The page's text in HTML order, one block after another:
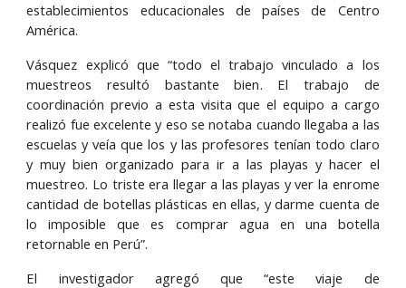
establecimientos educacionales de países de Centro
América.
Vásquez explicó que “todo el trabajo vinculado a los
muestreos resultó bastante bien. El trabajo de
coordinación previo a esta visita que el equipo a cargo
realizó fue excelente y eso se notaba cuando llegaba a las
escuelas y veía que los y las profesores tenían todo claro
y muy bien organizado para ir a las playas y hacer el
muestreo. Lo triste era llegar a las playas y ver la enrome
cantidad de botellas plásticas en ellas, y darme cuenta de
lo imposible que es comprar agua en una botella
retornable en Perú”.
El investigador agregó que “este viaje de